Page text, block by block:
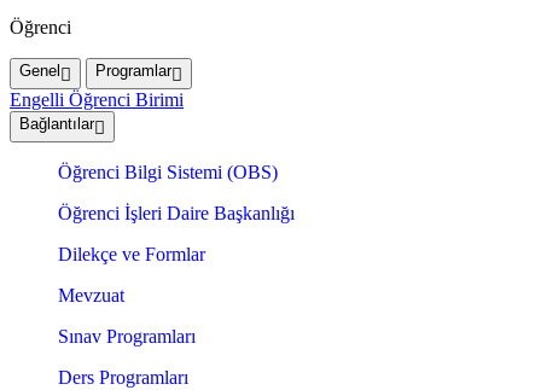
Öğrenci
Genel Programlar
Engelli Öğrenci Birimi
Bağlantılar
Öğrenci Bilgi Sistemi (OBS)
Öğrenci İşleri Daire Başkanlığı
Dilekçe ve Formlar
Mevzuat
Sınav Programları
Ders Programları